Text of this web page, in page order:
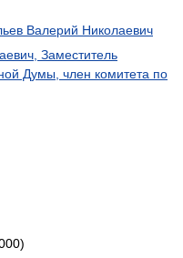
Валерий Николаевич
Заместитель
Думы, член комитета по